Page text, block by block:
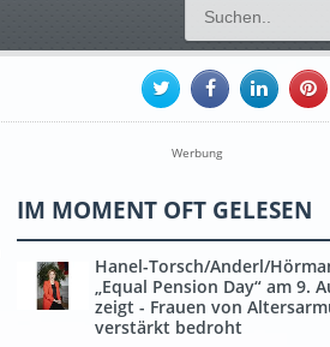
Werbung
IM MOMENT OFT GELESEN
Hanel-Torsch/Anderl/
„Equal Pension Day“ am 9.
zeigt - Frauen von
verstärkt bedroht